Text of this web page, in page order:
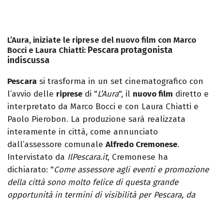
L’Aura, iniziate le riprese del nuovo film con Marco
Bocci e Laura Chiatti: Pescara protagonista
indiscussa
Pescara si trasforma in un set cinematografico con
l’avvio delle riprese di "L’Aura", il nuovo film diretto e
interpretato da Marco Bocci e con Laura Chiatti e
Paolo Pierobon. La produzione sarà realizzata
interamente in città, come annunciato
dall’assessore comunale Alfredo Cremonese.
Intervistato da IlPescara.it, Cremonese ha
dichiarato: "Come assessore agli eventi e promozione
della città sono molto felice di questa grande
opportunità in termini di visibilità per Pescara, da